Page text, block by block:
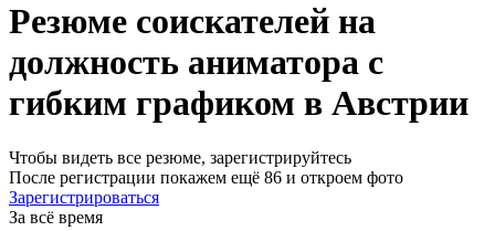
Резюме соискателей на
должность аниматора с
гибким графиком в Австрии
Чтобы видеть все резюме, зарегистрируйтесь
После регистрации покажем ещё 86 и откроем фото
Зарегистрироваться
За всё время